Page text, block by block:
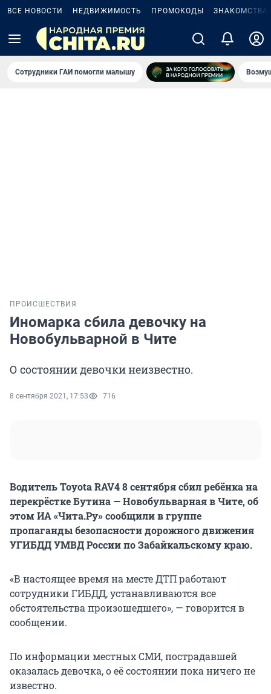
ВСЕ НОВОСТИ НЕДВИЖИМОСТЬ ПРОМОКОДЫ ЗНАКОМСТВА
Сотрудники ГАИ помогли малышу
ПРОИСШЕСТВИЯ
Иномарка сбила девочку на
Новобульварной в Чите
О состоянии девочки неизвестно.
8 сентября 2021, 17:53 716
Водитель Toyota RAV4 8 сентября сбил ребёнка на
перекрёстке Бутина — Новобульварная в Чите, об
этом ИА «Чита.Ру» сообщили в группе
пропаганды безопасности дорожного движения
УГИБДД УМВД России по Забайкальскому краю.
«В настоящее время на месте ДТП работают
сотрудники ГИБДД, устанавливаются все
обстоятельства произошедшего», — говорится в
сообщении.
По информации местных СМИ, пострадавшей
оказалась девочка, о её состоянии пока ничего не
известно.